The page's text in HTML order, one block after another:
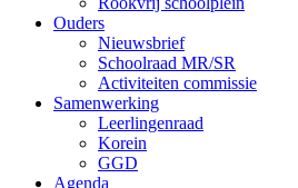
Ouders
Nieuwsbrief
Schoolraad MR/SR
Activiteiten commissie
Samenwerking
Leerlingenraad
Korein
GGD
Agenda